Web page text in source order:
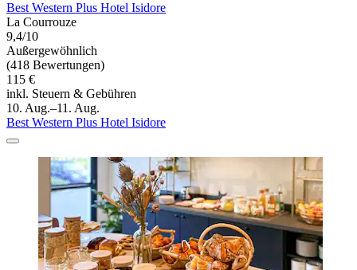
Best Western Plus Hotel Isidore
La Courrouze
9,4/10
Außergewöhnlich
(418 Bewertungen)
115 €
inkl. Steuern & Gebühren
10. Aug.–11. Aug.
Best Western Plus Hotel Isidore